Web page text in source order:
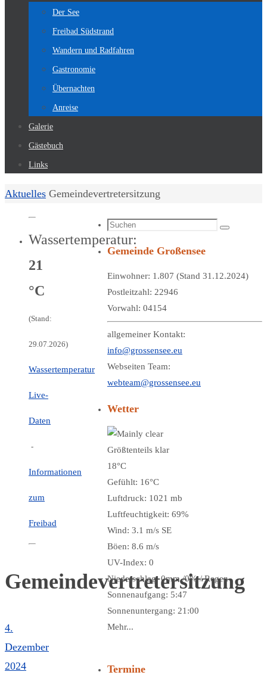
Der See
Freibad Südstrand
Wandern und Radfahren
Gastronomie
Übernachten
Anreise
Galerie
Gästebuch
Links
Start
Aktuelles Gemeindevertretersitzung
Wassertemperatur:
21
°C
(Stand:
29.07.2026)
Wassertemperatur
Live-
Daten
-
Informationen
zum
Freibad
Gemeindevertretersitzung
4.
Dezember
2024
Suchen
nach:
Suchen
Gemeinde Großensee
Einwohner: 1.807 (Stand 31.12.2024)
Postleitzahl: 22946
Vorwahl: 04154
allgemeiner Kontakt:
info@grossensee.eu
Webseiten Team:
webteam@grossensee.eu
Wetter
Größtenteils klar
18°C
Gefühlt: 16°C
Luftdruck: 1021 mb
Luftfeuchtigkeit: 69%
Wind: 3.1 m/s SE
Böen: 8.6 m/s
UV-Index: 0
Niederschlag:0mm/0%/Regen
Sonnenaufgang: 5:47
Sonnenuntergang: 21:00
Mehr...
Termine